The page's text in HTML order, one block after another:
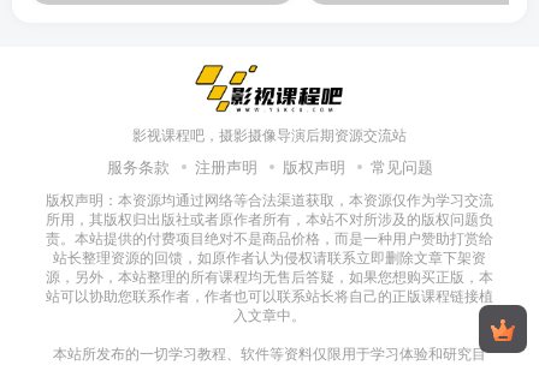
影视课程吧，摄影摄像导演后期资源交流站
服务条款 注册声明 版权声明 常见问题
版权声明：本资源均通过网络等合法渠道获取，本资源仅作为学习交流
所用，其版权归出版社或者原作者所有，本站不对所涉及的版权问题负
责。本站提供的付费项目绝对不是商品价格，而是一种用户赞助打赏给
站长整理资源的回馈，如原作者认为侵权请联系立即删除文章下架资
源，另外，本站整理的所有课程均无售后答疑，如果您想购买正版，本
站可以协助您联系作者，作者也可以联系站长将自己的正版课程链接植
入文章中。
本站所发布的一切学习教程、软件等资料仅限用于学习体验和研究目